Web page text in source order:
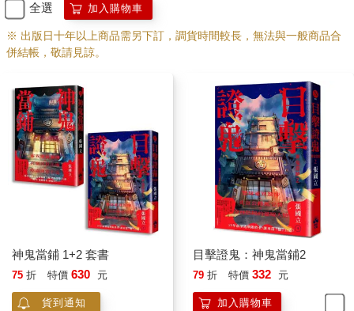
全選 加入購物車
※ 出版日十年以上商品需另下訂，調貨時間較長，無法與一般商品合
併結帳，敬請見諒。
神鬼當鋪 1+2 套書
75 折 特價 630 元
貨到通知
目擊證鬼：神鬼當鋪2
79 折 特價 332 元
加入購物車